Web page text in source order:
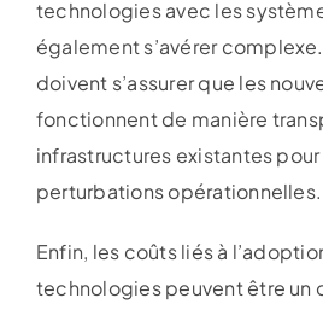
technologies avec les
également s’avérer
doivent s’assurer que les
fonctionnent de manière
infrastructures existantes
perturbations opérationnelles.
Enfin, les coûts liés à
technologies peuvent être un